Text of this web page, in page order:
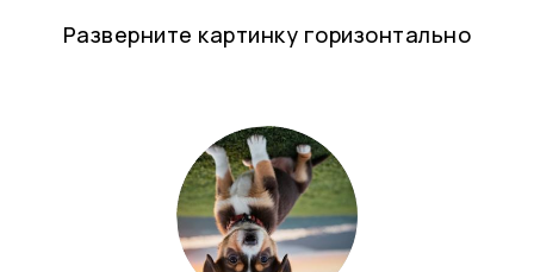
Разверните картинку горизонтально